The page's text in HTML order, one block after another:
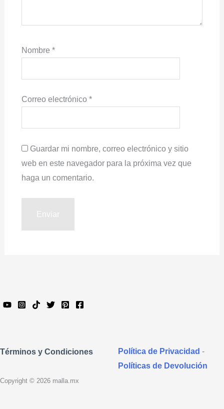
Nombre *
Correo electrónico *
Guardar mi nombre, correo electrónico y sitio
web en este navegador para la próxima vez que
haga un comentario.
Términos y Condiciones Política de Privacidad -
Políticas de Devolución
Copyright © 2026 malla.mx